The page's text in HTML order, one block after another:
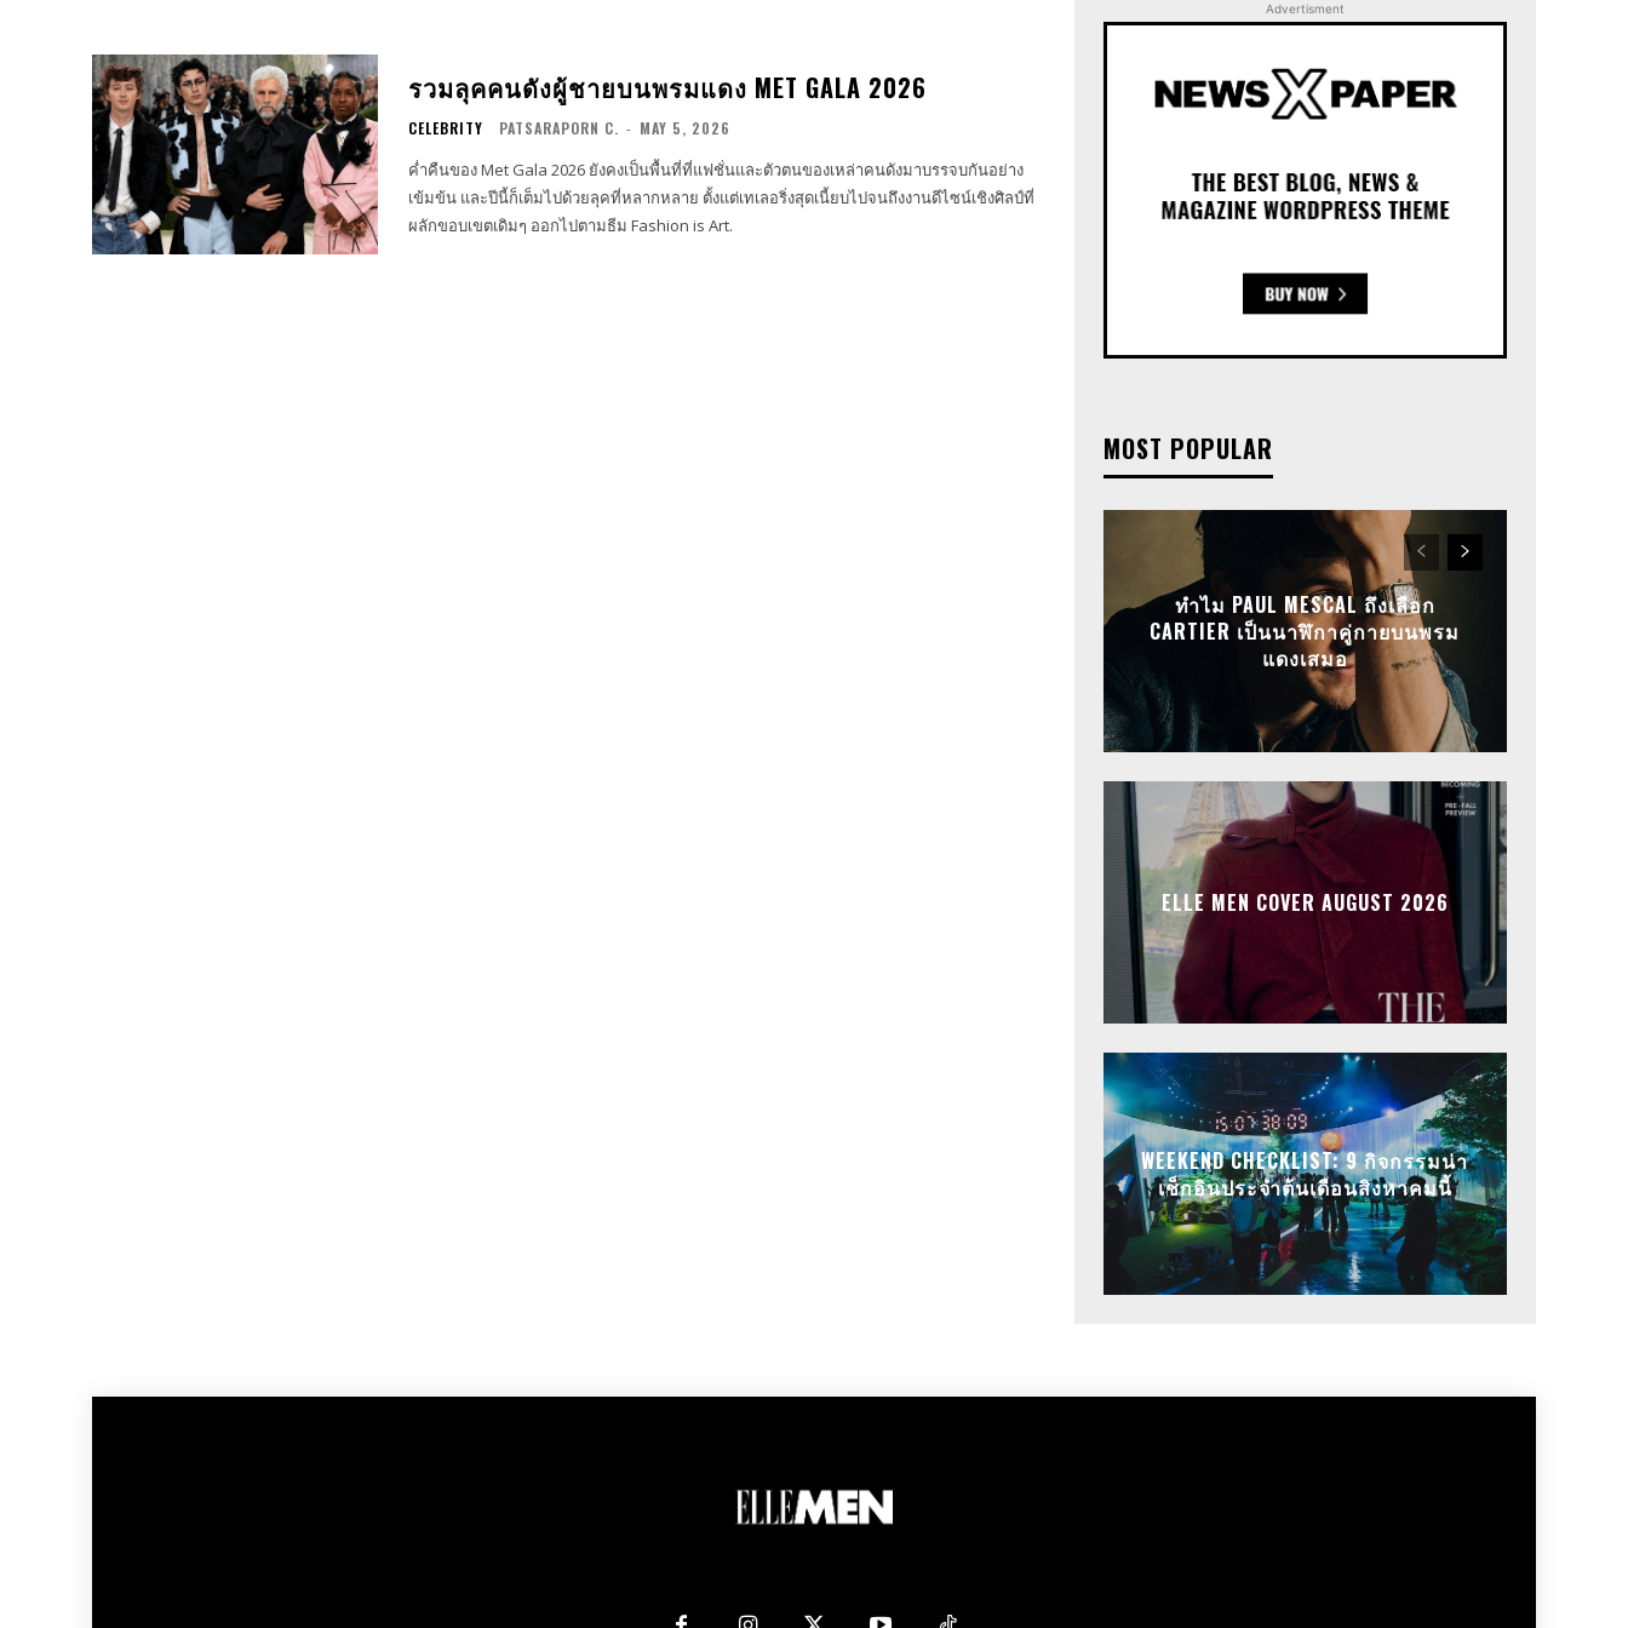
รวมลุคคนดังผู้ชายบนพรมแดง MET GALA 2026
CELEBRITY PATSARAPORN C. - MAY 5, 2026
ค่ำคืนของ Met Gala 2026 ยังคงเป็นพื้นที่ที่แฟชั่นและตัวตนของเหล่าคนดังมาบรรจบกันอย่าง
เข้มข้น และปีนี้ก็เต็มไปด้วยลุคที่หลากหลาย ตั้งแต่เทเลอริ่งสุดเนี้ยบไปจนถึงงานดีไซน์เชิงศิลป์ที่
ผลักขอบเขตเดิมๆ ออกไปตามธีม Fashion is Art.
Advertisment
MOST POPULAR
ทำไม PAUL MESCAL ถึงเลือก
CARTIER เป็นนาฬิกาคู่กายบนพรม
แดงเสมอ
ELLE MEN COVER AUGUST 2026
WEEKEND CHECKLIST: 9 กิจกรรมน่า
เช็กอินประจำต้นเดือนสิงหาคมนี้